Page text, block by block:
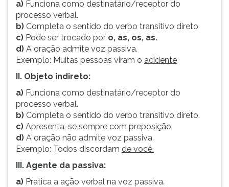
a) Funciona como destinatário/receptor do
processo verbal.
b) Completa o sentido do verbo transitivo direto
c) Pode ser trocado por o, as, os, as.
d) A oração admite voz passiva.
Exemplo: Muitas pessoas viram o acidente
II. Objeto indireto:
a) Funciona como destinatário/receptor do
processo verbal.
b) Completa o sentido do verbo transitivo direto.
c) Apresenta-se sempre com preposição
d) A oração não admite voz passiva.
Exemplo: Todos discordam de você.
III. Agente da passiva:
a) Pratica a ação verbal na voz passiva.